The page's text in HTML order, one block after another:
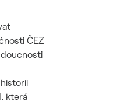
ČEZ
která